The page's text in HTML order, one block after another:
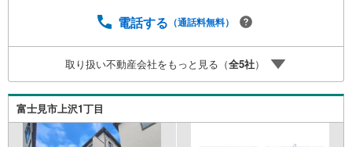
頂けます。2.FPソフトを使用しマイホーム購入の資金計
に安心を提案します。3.どんなに信用のある建築会社でも
ご自分の目で確認することは重要ですよね。弊社は特殊機
材を使用してインスペクションを実施します。
電話する （通話料無料）
取り扱い不動産会社をもっと見る（全5社）
富士見市上沢1丁目